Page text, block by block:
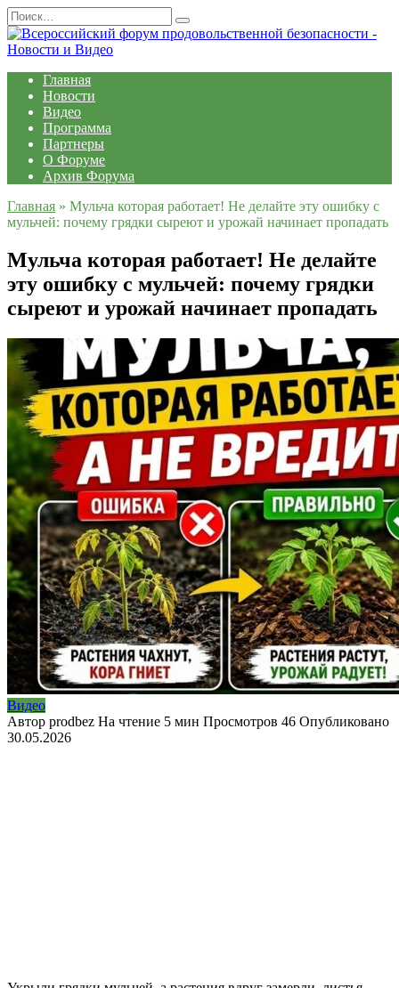
Перейти
к
содержанию
Search
for:
Главная
Новости
Видео
Программа
Партнеры
О Форуме
Архив Форума
Главная » Мульча которая работает! Не делайте эту ошибку с
мульчей: почему грядки сыреют и урожай начинает пропадать
Мульча которая работает! Не делайте
эту ошибку с мульчей: почему грядки
сыреют и урожай начинает пропадать
Видео
Автор prodbez На чтение 5 мин Просмотров 46 Опубликовано
30.05.2026